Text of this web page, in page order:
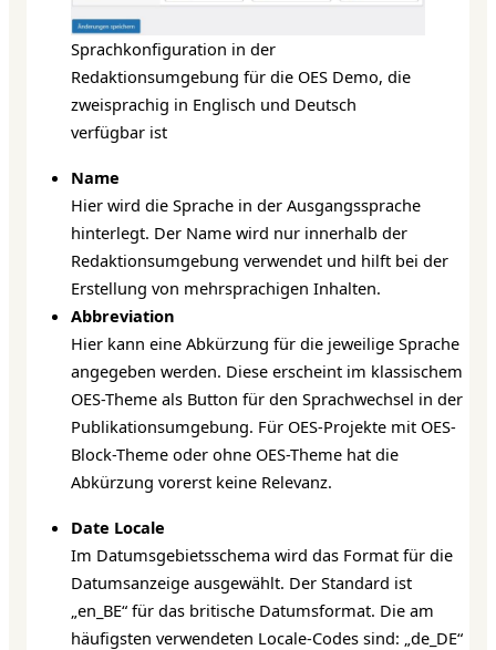
Sprachkonfiguration in der
Redaktionsumgebung für die OES Demo, die
zweisprachig in Englisch und Deutsch
verfügbar ist
Name
Hier wird die Sprache in der Ausgangssprache
hinterlegt. Der Name wird nur innerhalb der
Redaktionsumgebung verwendet und hilft bei der
Erstellung von mehrsprachigen Inhalten.
Abbreviation
Hier kann eine Abkürzung für die jeweilige Sprache
angegeben werden. Diese erscheint im klassischem
OES-Theme als Button für den Sprachwechsel in der
Publikationsumgebung. Für OES-Projekte mit OES-
Block-Theme oder ohne OES-Theme hat die
Abkürzung vorerst keine Relevanz.
Date Locale
Im Datumsgebietsschema wird das Format für die
Datumsanzeige ausgewählt. Der Standard ist
„en_BE“ für das britische Datumsformat. Die am
häufigsten verwendeten Locale-Codes sind: „de_DE“